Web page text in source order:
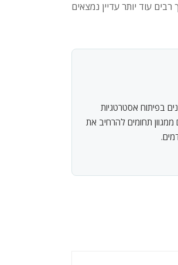
עוד יותר עדיין נמצאים
בפיתוח אסטרטגיות
ממגוון תחומים להרחיב את